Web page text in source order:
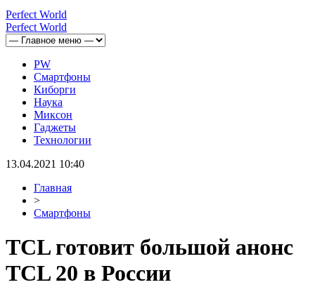
Perfect World
Perfect World
PW
Смартфоны
Киборги
Наука
Миксон
Гаджеты
Технологии
13.04.2021 10:40
Главная
>
Смартфоны
TCL готовит большой анонс
TCL 20 в России